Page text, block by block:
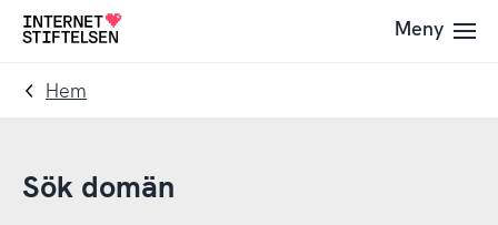
Till
navigering
Till
innehåll
Till
Meny
Hem
Sök domän